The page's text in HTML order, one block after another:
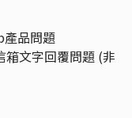
產品問題
箱文字回覆問題 (非